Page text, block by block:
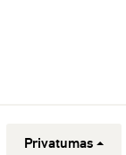
Privatumas